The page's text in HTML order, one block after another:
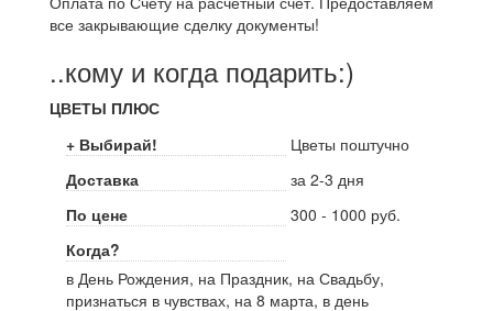
все закрывающие сделку документы!
..кому и когда подарить:)
ЦВЕТЫ ПЛЮС
+ Выбирай!
Цветы поштучно
Доставка
за 2-3 дня
По цене
300 - 1000 руб.
Когда?
в День Рождения, на Праздник, на Свадьбу,
признаться в чувствах, на 8 марта, в день